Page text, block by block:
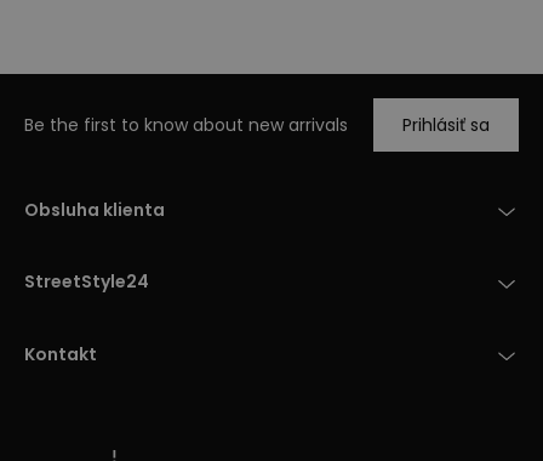
Be the first to know about new arrivals Prihlásiť sa
Obsluha klienta
StreetStyle24
Kontakt